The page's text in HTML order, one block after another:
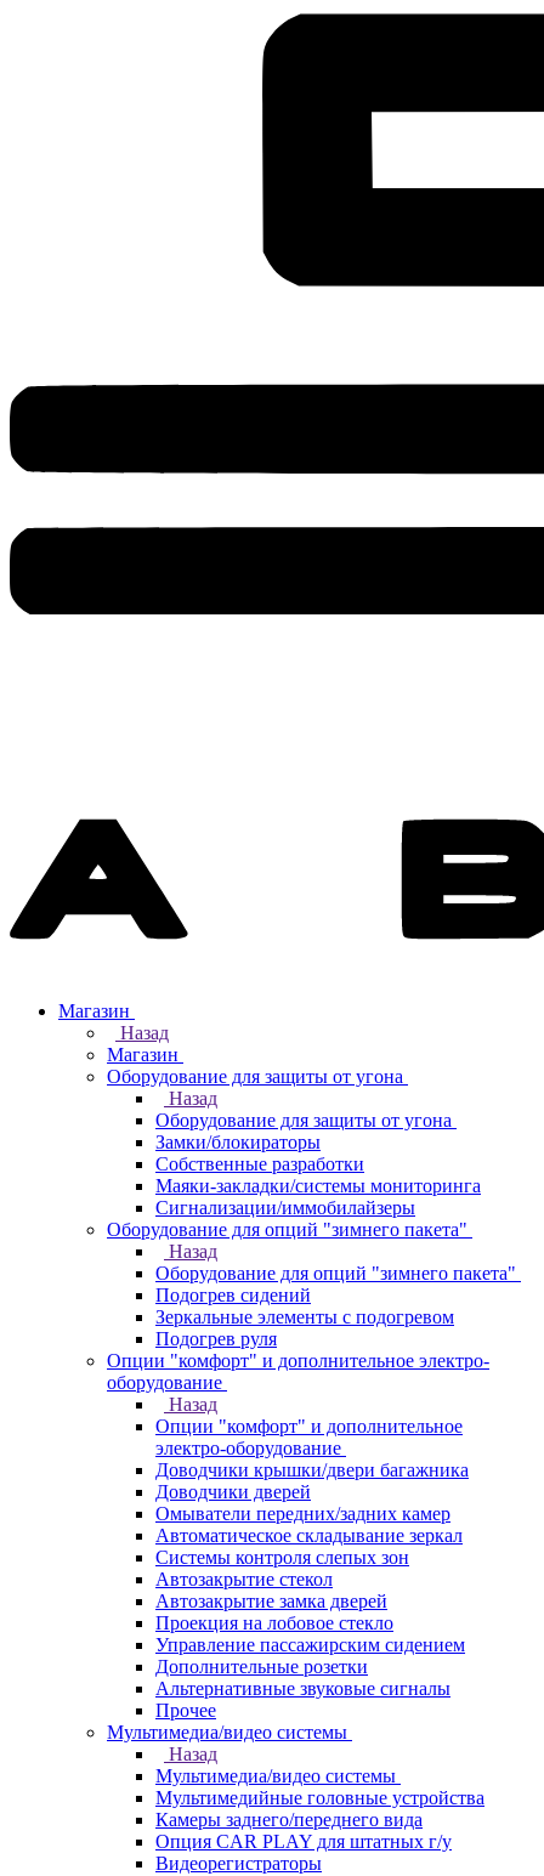
Магазин
Назад
Магазин
Оборудование для защиты от угона
Назад
Оборудование для защиты от угона
Замки/блокираторы
Собственные разработки
Маяки-закладки/системы мониторинга
Сигнализации/иммобилайзеры
Оборудование для опций "зимнего пакета"
Назад
Оборудование для опций "зимнего пакета"
Подогрев сидений
Зеркальные элементы с подогревом
Подогрев руля
Опции "комфорт" и дополнительное электро-
оборудование
Назад
Опции "комфорт" и дополнительное
электро-оборудование
Доводчики крышки/двери багажника
Доводчики дверей
Омыватели передних/задних камер
Автоматическое складывание зеркал
Системы контроля слепых зон
Автозакрытие стекол
Автозакрытие замка дверей
Проекция на лобовое стекло
Управление пассажирским сидением
Дополнительные розетки
Альтернативные звуковые сигналы
Прочее
Мультимедиа/видео системы
Назад
Мультимедиа/видео системы
Мультимедийные головные устройства
Камеры заднего/переднего вида
Опция CAR PLAY для штатных г/у
Видеорегистраторы